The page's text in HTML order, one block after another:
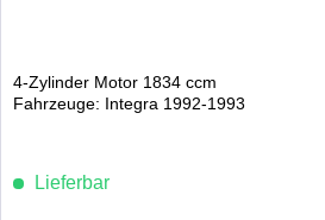
4-Zylinder Motor 1834 ccm
Fahrzeuge: Integra 1992-1993
Lieferbar